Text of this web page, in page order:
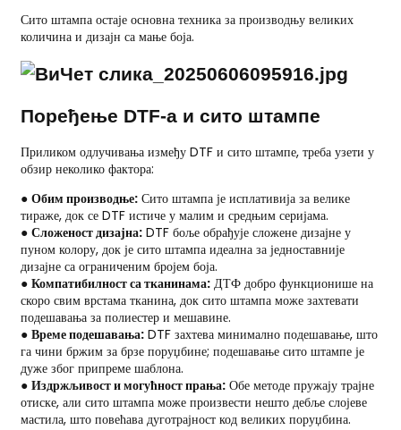
Сито штампа остаје основна техника за производњу великих
количина и дизајн са мање боја.
Поређење DTF-а и сито штампе
Приликом одлучивања између DTF и сито штампе, треба узети у
обзир неколико фактора:
● Обим производње:Сито штампа је исплативија за велике
тираже, док се DTF истиче у малим и средњим серијама.
● Сложеност дизајна:DTF боље обрађује сложене дизајне у
пуном колору, док је сито штампа идеална за једноставније
дизајне са ограниченим бројем боја.
● Компатибилност са тканинама:ДТФ добро функционише на
скоро свим врстама тканина, док сито штампа може захтевати
подешавања за полиестер и мешавине.
● Време подешавања:DTF захтева минимално подешавање, што
га чини бржим за брзе поруџбине; подешавање сито штампе је
дуже због припреме шаблона.
● Издржљивост и могућност прања:Обе методе пружају трајне
отиске, али сито штампа може произвести нешто дебље слојеве
мастила, што повећава дуготрајност код великих поруџбина.